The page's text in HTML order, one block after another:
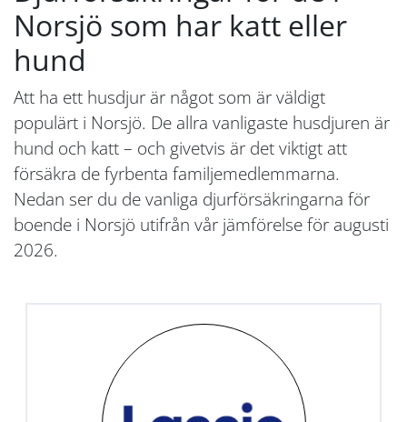
Norsjö som har katt eller
hund
Att ha ett husdjur är något som är väldigt
populärt i Norsjö. De allra vanligaste husdjuren är
hund och katt – och givetvis är det viktigt att
försäkra de fyrbenta familjemedlemmarna.
Nedan ser du de vanliga djurförsäkringarna för
boende i Norsjö utifrån vår jämförelse för augusti
2026.